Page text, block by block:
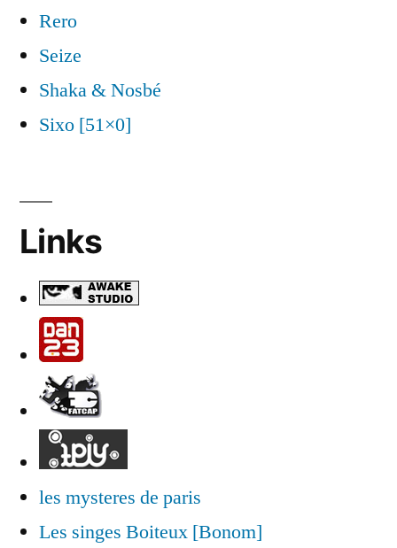
Rero
Seize
Shaka & Nosbé
Sixo [51×0]
Links
les mysteres de paris
Les singes Boiteux [Bonom]